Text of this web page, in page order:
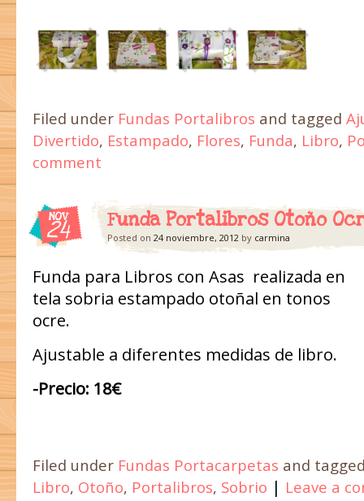
Filed under Fundas Portalibros and tagged
Divertido, Estampado, Flores, Funda, Libro,
comment
NOV
24 Funda Portalibros Otoño
Posted on 24 noviembre, 2012 by carmina
Funda para Libros con Asas realizada en
tela sobria estampado otoñal en tonos
ocre.
Ajustable a diferentes medidas de libro.
-Precio: 18€
Filed under Fundas Portacarpetas and
Libro, Otoño, Portalibros, Sobrio | Leave a